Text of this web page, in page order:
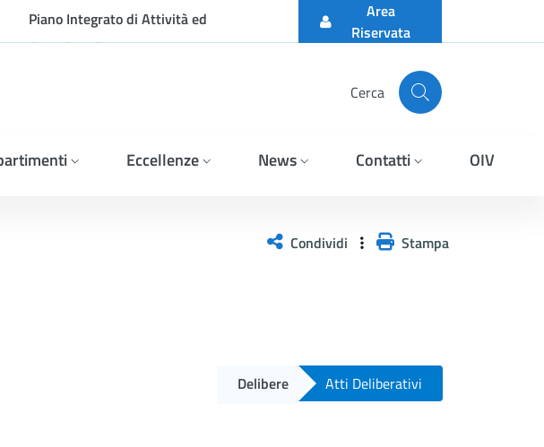
Piano Integrato di Attività ed
Organizzazione
Area
Riservata
Cerca
Eccellenze News Contatti OIV
Condividi Stampa
Delibere Atti Deliberativi